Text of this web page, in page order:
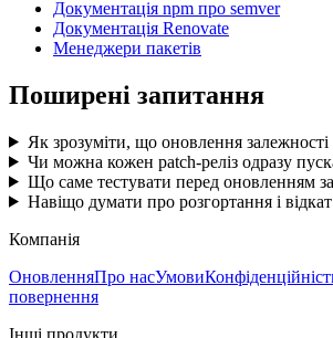
Документація npm про semver
Документація Renovate
Менеджери пакетів
Поширені запитання
Як зрозуміти, що оновлення залежності
Чи можна кожен patch-реліз одразу
Що саме тестувати перед оновленням
Навіщо думати про розгортання і
Компанія
ОновленняПро насУмови
повернення
Інші продукти